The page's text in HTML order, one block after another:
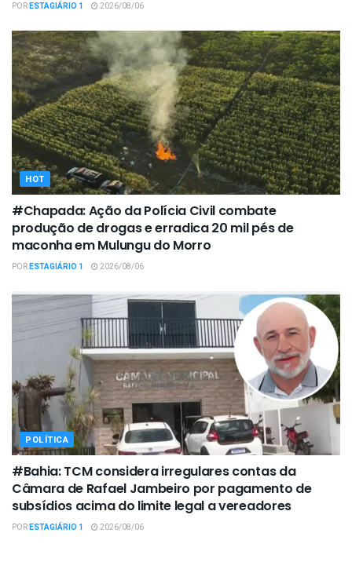
PORESTAGIÁRIO 1 2026/08/06
HOT
#Chapada: Ação da Polícia Civil combate
produção de drogas e erradica 20 mil pés de
maconha em Mulungu do Morro
PORESTAGIÁRIO 1 2026/08/06
POLÍTICA
#Bahia: TCM considera irregulares contas da
Câmara de Rafael Jambeiro por pagamento de
subsídios acima do limite legal a vereadores
PORESTAGIÁRIO 1 2026/08/06